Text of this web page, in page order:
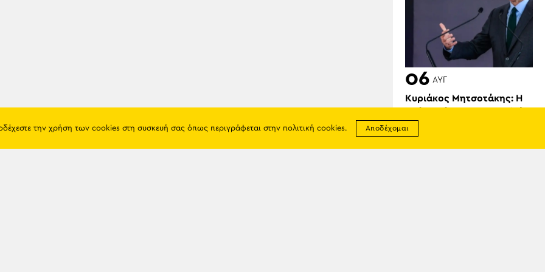
06 ΑΥΓ
Κυριάκος Μητσοτάκης: Η
ΟΠΕΚΕΠΕ στην ΑΑΔΕ
δικαιώθηκε
την χρήση των cookies στη συσκευή σας όπως περιγράφεται στην πολιτική cookies. Αποδέχομαι